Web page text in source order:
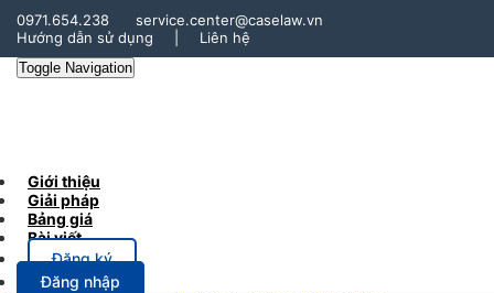
0971.654.238
service.center@caselaw.vn
Hướng dẫn sử dụng
Liên hệ
Toggle Navigation
Giới thiệu
Giải pháp
Bảng giá
Bài viết
Đăng ký
Đăng nhập